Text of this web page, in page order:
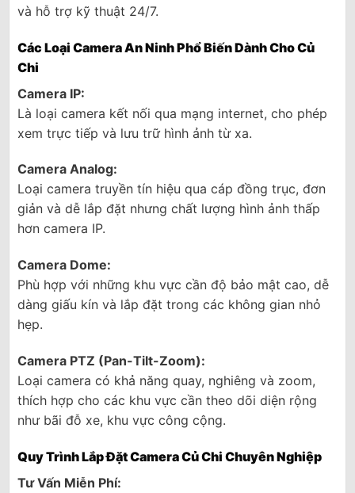
và hỗ trợ kỹ thuật 24/7.
Các Loại Camera An Ninh Phổ Biến Dành Cho Củ
Chi
Camera IP:
Là loại camera kết nối qua mạng internet, cho phép
xem trực tiếp và lưu trữ hình ảnh từ xa.
Camera Analog:
Loại camera truyền tín hiệu qua cáp đồng trục, đơn
giản và dễ lắp đặt nhưng chất lượng hình ảnh thấp
hơn camera IP.
Camera Dome:
Phù hợp với những khu vực cần độ bảo mật cao, dễ
dàng giấu kín và lắp đặt trong các không gian nhỏ
hẹp.
Camera PTZ (Pan-Tilt-Zoom):
Loại camera có khả năng quay, nghiêng và zoom,
thích hợp cho các khu vực cần theo dõi diện rộng
như bãi đỗ xe, khu vực công cộng.
Quy Trình Lắp Đặt Camera Củ Chi Chuyên Nghiệp
Tư Vấn Miễn Phí: